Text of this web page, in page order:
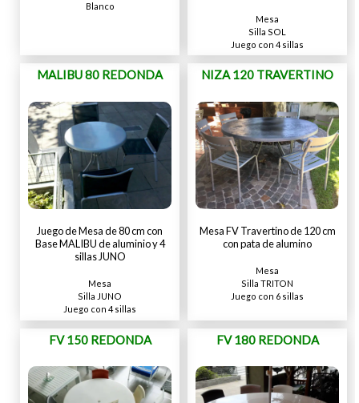
Blanco
Mesa
Silla SOL
Juego con 4 sillas
MALIBU 80 REDONDA
Juego de Mesa de 80 cm con
Base MALIBU de aluminio y 4
sillas JUNO
Mesa
Silla JUNO
Juego con 4 sillas
NIZA 120 TRAVERTINO
Mesa FV Travertino de 120 cm
con pata de alumino
Mesa
Silla TRITON
Juego con 6 sillas
FV 150 REDONDA FV 180 REDONDA